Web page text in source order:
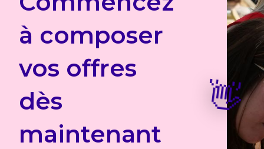
à composer
vos offres
dès
maintenant
👋